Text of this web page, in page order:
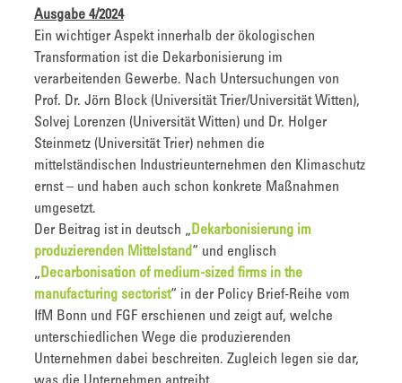
Ausgabe 4/2024
Ein wichtiger Aspekt innerhalb der ökologischen
Transformation ist die Dekarbonisierung im
verarbeitenden Gewerbe. Nach Untersuchungen von
Prof. Dr. Jörn Block (Universität Trier/Universität Witten),
Solvej Lorenzen (Universität Witten) und Dr. Holger
Steinmetz (Universität Trier) nehmen die
mittelständischen Industrieunternehmen den Klimaschutz
ernst – und haben auch schon konkrete Maßnahmen
umgesetzt.
Der Beitrag ist in deutsch „ Dekarbonisierung im
produzierenden Mittelstand“ und englisch
„ Decarbonisation of medium-sized firms in the
manufacturing sectorist“ in der Policy Brief-Reihe vom
IfM Bonn und FGF erschienen und zeigt auf, welche
unterschiedlichen Wege die produzierenden
Unternehmen dabei beschreiten. Zugleich legen sie dar,